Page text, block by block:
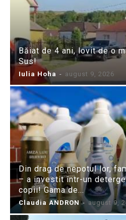
Băiat de 4 ani, lovit de o
Sus!
Iulia Hoha - august 9, 2026
Din drag de nepotul lor,
– a investit într-un
copii! Gama de...
Claudia ANDRON - august 9,